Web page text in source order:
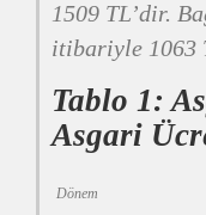
1509 TL’dir.
itibariyle 1063
Tablo 1:
Asgari
Dönem